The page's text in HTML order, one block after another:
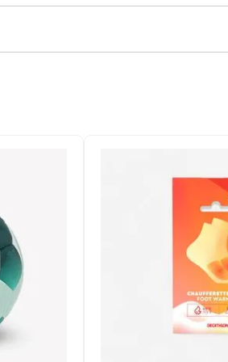
uma pequena etiqueta interior
o sentido correto para vestir:
perfeitamente estável na cabeça!